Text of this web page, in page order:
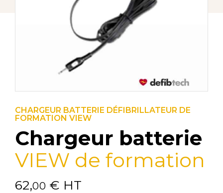
CHARGEUR BATTERIE DÉFIBRILLATEUR DE
FORMATION VIEW
Chargeur batterie
VIEW de formation
62,00 € HT